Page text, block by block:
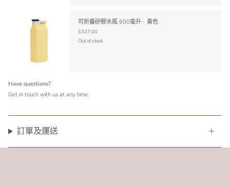
可折疊矽膠水瓶 600毫升 - 黃色
$327.00
Out of stock
Have questions?
Get in touch with us at any time.
訂單及運送